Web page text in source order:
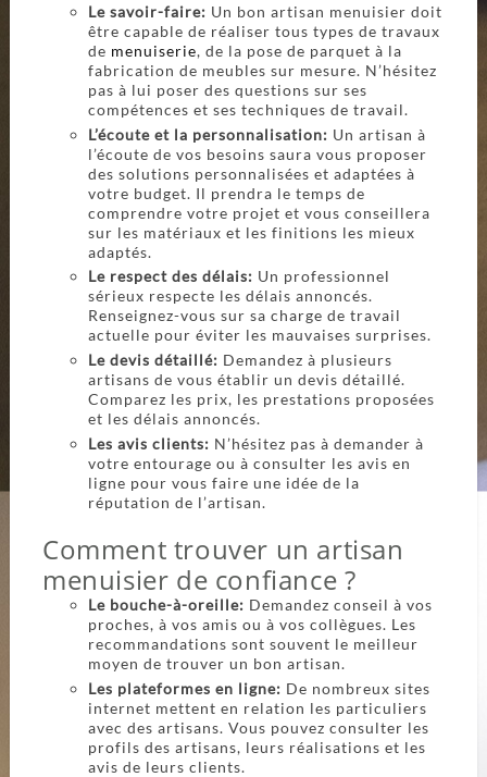
Le savoir-faire: Un bon artisan menuisier doit
être capable de réaliser tous types de travaux
de menuiserie, de la pose de parquet à la
fabrication de meubles sur mesure. N’hésitez
pas à lui poser des questions sur ses
compétences et ses techniques de travail.
L’écoute et la personnalisation: Un artisan à
l’écoute de vos besoins saura vous proposer
des solutions personnalisées et adaptées à
votre budget. Il prendra le temps de
comprendre votre projet et vous conseillera
sur les matériaux et les finitions les mieux
adaptés.
Le respect des délais: Un professionnel
sérieux respecte les délais annoncés.
Renseignez-vous sur sa charge de travail
actuelle pour éviter les mauvaises surprises.
Le devis détaillé: Demandez à plusieurs
artisans de vous établir un devis détaillé.
Comparez les prix, les prestations proposées
et les délais annoncés.
Les avis clients: N’hésitez pas à demander à
votre entourage ou à consulter les avis en
ligne pour vous faire une idée de la
réputation de l’artisan.
Comment trouver un artisan
menuisier de confiance ?
Le bouche-à-oreille: Demandez conseil à vos
proches, à vos amis ou à vos collègues. Les
recommandations sont souvent le meilleur
moyen de trouver un bon artisan.
Les plateformes en ligne: De nombreux sites
internet mettent en relation les particuliers
avec des artisans. Vous pouvez consulter les
profils des artisans, leurs réalisations et les
avis de leurs clients.